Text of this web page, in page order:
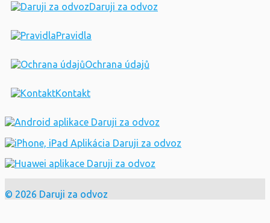
Daruji za odvoz
Pravidla
Ochrana údajů
Kontakt
© 2026 Daruji za odvoz